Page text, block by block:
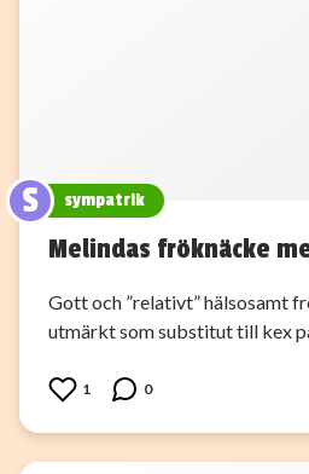
S sympatrik
Melindas fröknäcke
Gott och ”relativt” hälsosamt
utmärkt som substitut till kex
1 0